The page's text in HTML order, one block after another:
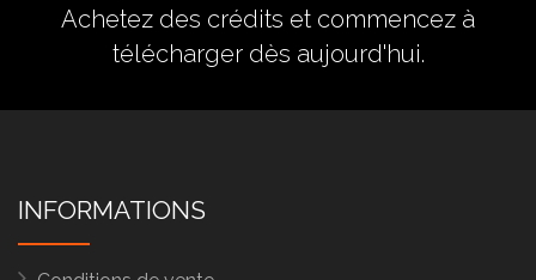
Achetez des crédits et commencez à
télécharger dès aujourd'hui.
INFORMATIONS